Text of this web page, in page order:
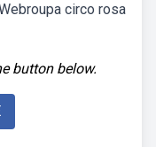
circo rosa
button below.